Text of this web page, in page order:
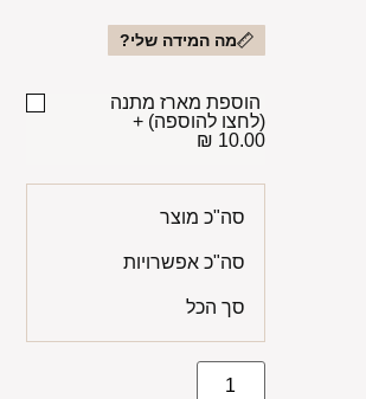
מה המידה שלי?
הוספת מארז מתנה
(לחצו להוספה) +
10.00 ₪
סה"כ מוצר
סה"כ אפשרויות
סך הכל